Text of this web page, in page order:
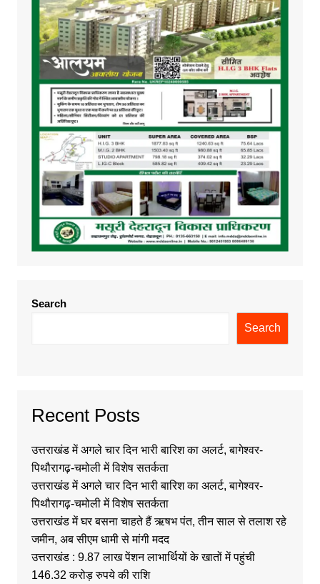
Search
Search
Recent Posts
उत्तराखंड में अगले चार दिन भारी बारिश का अलर्ट, बागेश्वर-
पिथौरागढ़-चमोली में विशेष सतर्कता
उत्तराखंड में अगले चार दिन भारी बारिश का अलर्ट, बागेश्वर-
पिथौरागढ़-चमोली में विशेष सतर्कता
उत्तराखंड में घर बसना चाहते हैं ऋषभ पंत, तीन साल से तलाश रहे
जमीन, अब सीएम धामी से मांगी मदद
उत्तराखंड : 9.87 लाख पेंशन लाभार्थियों के खातों में पहुंची
146.32 करोड़ रुपये की राशि